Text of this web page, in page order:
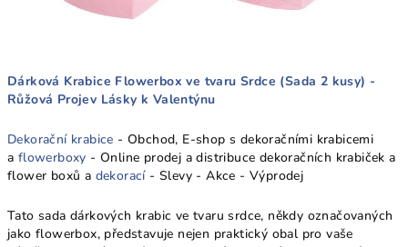
Dárková Krabice Flowerbox ve tvaru Srdce (Sada 2 kusy) -
Růžová Projev Lásky k Valentýnu
Dekorační krabice - Obchod, E-shop s dekoračními krabicemi
a flowerboxy - Online prodej a distribuce dekoračních krabiček a
flower boxů a dekorací- Slevy - Akce - Výprodej
Tato sada dárkových krabic ve tvaru srdce, někdy označovaných
jako flowerbox, představuje nejen praktický obal pro vaše